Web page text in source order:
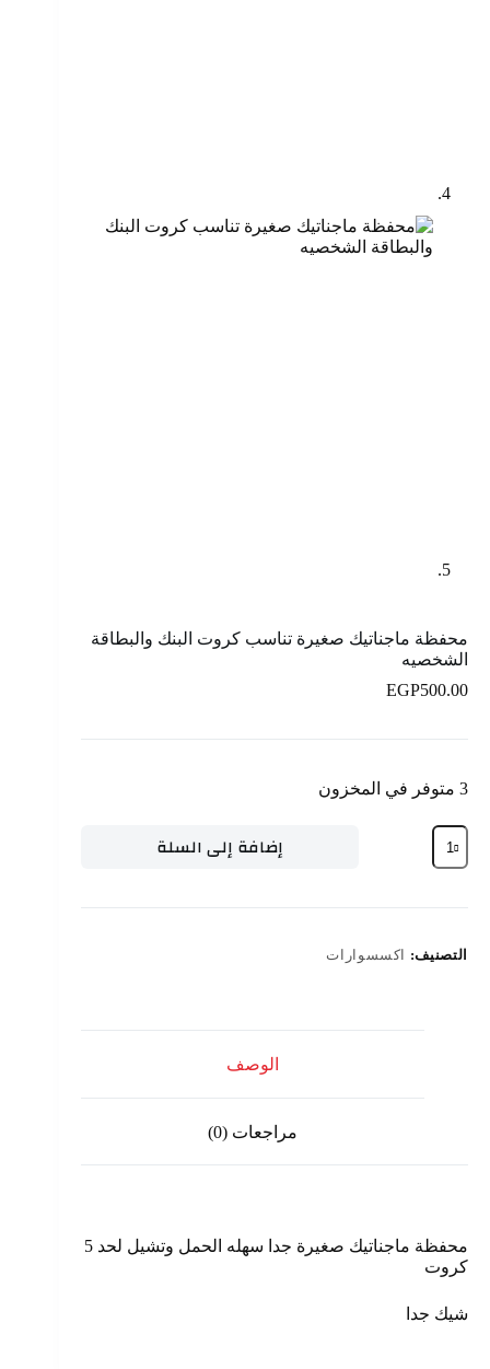
محفظة ماجناتيك صغيرة تناسب كروت البنك والبطاقة
الشخصيه
EGP500.00
3 متوفر في المخزون
إضافة إلى السلة
التصنيف: اكسسوارات
الوصف
مراجعات (0)
محفظة ماجناتيك صغيرة جدا سهله الحمل وتشيل لحد 5
كروت
شيك جدا